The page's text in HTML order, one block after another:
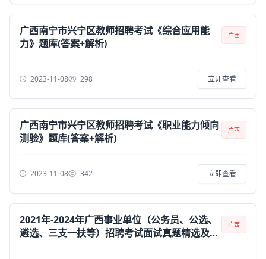
广西南宁市兴宁区教师招聘考试《综合应用能
力》题库(答案+解析)
广西
2023-11-08 298 立即查看
广西南宁市兴宁区教师招聘考试《职业能力倾向
测验》题库(答案+解析)
广西
2023-11-08 342 立即查看
2021年-2024年广西事业单位（公务员、公选、
遴选、三支一扶等）招聘考试面试真题精选及答
广西